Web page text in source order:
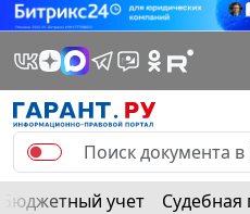
Бюджетный учет Судебная